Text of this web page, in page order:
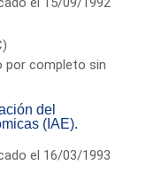
por completo sin
del
(IAE).
el 16/03/1993